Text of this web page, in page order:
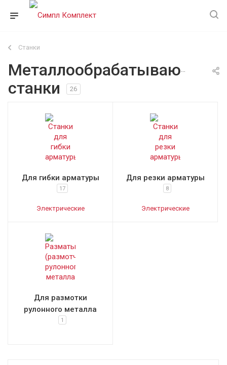
Станки
Металлообрабатывающие
станки
26
Для гибки арматуры
17
Электрические
Для резки арматуры
8
Электрические
Для размотки
рулонного металла
1